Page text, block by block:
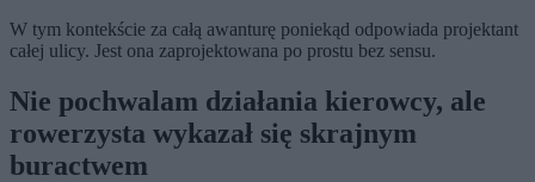
W tym kontekście za całą awanturę poniekąd odpowiada projektant
całej ulicy. Jest ona zaprojektowana po prostu bez sensu.
Nie pochwalam działania kierowcy, ale
rowerzysta wykazał się skrajnym
buractwem